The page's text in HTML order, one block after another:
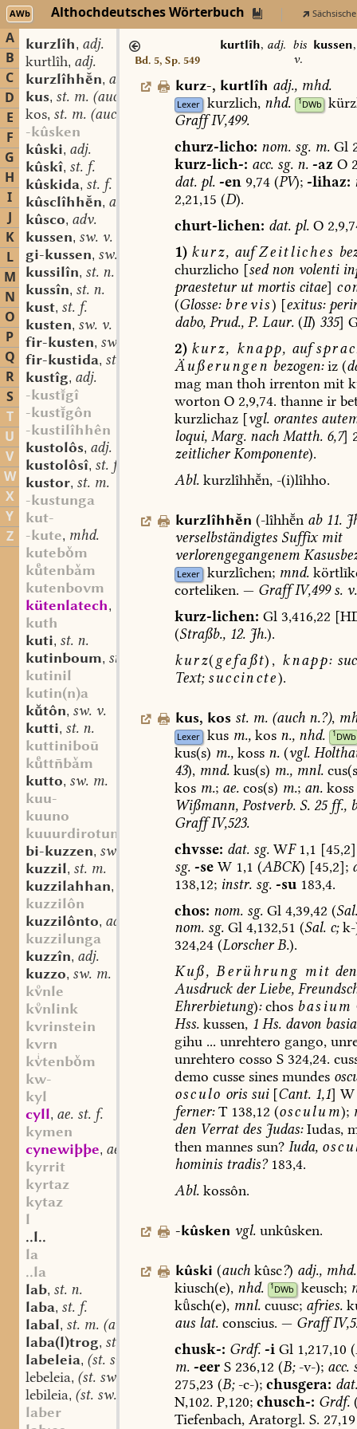
AWb Althochdeutsches Wörterbuch
A
B
C
D
E
F
G
H
I
J
K
L
M
N
O
P
Q
R
S
T
U
V
W
X
Y
Z
kurzlîh, adj.
kurtlîh, adj.
kurzlîhhn, adv.
kus, st. m. (auch n.?)
kos, st. m. (auch n.?)
-kûsken
kûski, adj.
kûskî, st. f.
kûskida, st. f.
kûsclîhhn, adv.
kûsco, adv.
kussen, sw. v.
gi-kussen, sw. v.
kussilîn, st. n.
kussîn, st. n.
kust, st. f.
kusten, sw. v.
fir-kusten, sw. v.
fir-kustida, st. f.
kustîg, adj.
-kustgî
-kustgôn
-kustilîhhên
kustolôs, adj.
kustolôsî, st. f.
kustor, st. m.
-kustunga
kut-
-kute, mhd.
kutebm
ktenbm
kutenbovm
kütenlatech,
kuth
kuti, st. n.
kutinboum, st. m.
kutinil
kutin(n)a
ktôn, sw. v.
kutti, st. n.
kuttiniboū
kttbm
kutto, sw. m.
kuu-
kuuno
kuuurdirotun
bi-kuzzen, sw. v.
kuzzil, st. m.
kuzzilahhan,
kuzzilôn
kuzzilônto, adv.
kuzzilunga
kuzzîn, adj.
kuzzo, sw. m.
knle
knlink
kvrinstein
kvrn
ktenbm
kw-
kyl
cyll, ae. st. f.
kymen
cynewiþþe, ae. sw. f.
kyrrit
kyrtaz
kytaz
l
..l..
la
..la
lab, st. n.
laba, st. f.
labal, st. m. (auch n.?)
laba(l)trog, st. m.
labeleia, (st. sw.?) f.
lebeleia, (st. sw.?) f.
lebileia, (st. sw.?) f.
laber
Bd. 5, Sp. 549
kurtlîh, adj. bis kussen
v.
kurz-, kurtlîh adj., mhd.
Lexer kurzlich, nhd. 1DWb
GraffIV,499.
churz-licho: nom.sg.m.Gl
kurz-lich-: acc. sg.n. -az O
dat.pl. -en9,74(PV); -lihaz:
2,21,15 (D).
churt-lichen: dat.pl.O
1) kurz, auf Zeitliches
churzlicho [sed nonvolenti
praesteturutmortiscitae]
(Glosse: brevis) [exitus:
dabo,Prud.,P.Laur.(II) 335]
2) kurz, knapp, auf
Äußerungen bezogen:iz (
mag manthohirrenton mit
wortonO2,9,74. thanneir
kurzlichaz[vgl.orantes
loqui, Marg.nachMatth.6,7]
zeitlicher Komponente).
Abl.kurzlîhhn,-(i)lîhho.
kurzlîhhn (-lîhhn ab11.
verselbständigtesSuffix mit
verlorengegangenem
Lexer kurzlîchen; mnd.
corteliken. — GraffIV,499 s.v.
kurz-lichen: Gl3,416,22
(Straßb.,12.Jh.).
kurz( gefaßt), knapp:
Text; succincte).
kus, kos st. m. (auch n.?),
Lexer kus m.,kos n.,nhd. 1DWb
kus(s) m.,koss n.(vgl.
43), mnd.kus(s) m.,mnl.
kos m.; ae.cos(s) m.; an.koss
Wißmann,Postverb. S.25ff.,
GraffIV,523.
chvsse: dat.sg.WF1,1
sg. -seW1,1 (ABCK) [45,2];
138,12; instr.sg. -su183,4.
chos: nom.sg.Gl4,39,42 (Sal.
nom.sg.Gl 4,132,51 (Sal.c;k-
324,24(LorscherB.).
Kuß, Berührung mit den
Ausdruck derLiebe,
Ehrerbietung):chos basium
Hss.kussen, 1Hs.davon
gihu... unrehtero gango,
unrehtero cosso S324,24.
demo cussesinesmundes
osculo orissui[Cant.1,1] W
ferner:T138,12 (osculum);
denVerratdes Judas:Iudas,
thenmannessun? Iuda,
hoministradis?183,4.
Abl.kossôn.
-kûsken vgl. unkûsken.
kûski (auch kûsc?) adj., mhd.
kiusch(e), nhd. 1DWb keusch;
ksch(e), mnl.cuusc; afries.
auslat. conscius. — Graff
chusk-: Grdf. -iGl1,217,10 (
m. -eer S236,12 (B;-v-); acc.
275,23 (B;-c-); chusgera: dat.
N,102. P,120; chusch-: Grdf.
Tiefenbach,Aratorgl. S. 27,19